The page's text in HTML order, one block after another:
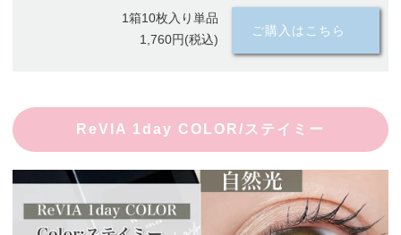
1箱10枚入り単品
1,760円(税込)
ご購入はこちら
ReVIA 1day COLOR/ステイミー